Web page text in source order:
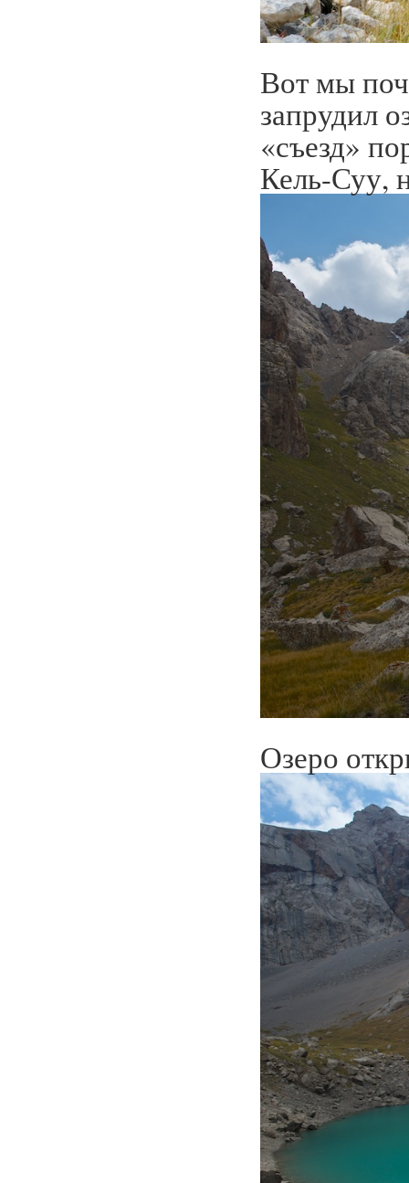
Вот мы
запрудил
«съезд»
Кель-Суу,
Озеро